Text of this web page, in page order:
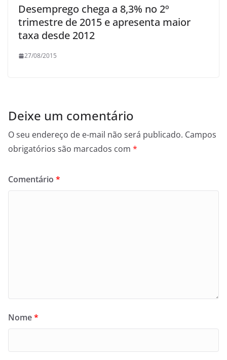
Desemprego chega a 8,3% no 2º
trimestre de 2015 e apresenta maior
taxa desde 2012
27/08/2015
Deixe um comentário
O seu endereço de e-mail não será publicado. Campos
obrigatórios são marcados com *
Comentário *
Nome*